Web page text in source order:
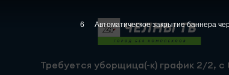
уборщица(-к) график 2/2, с 07.00 до
4 Автоматическое закрытие баннера